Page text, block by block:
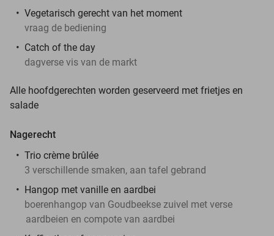
Vegetarisch gerecht van het moment
vraag de bediening
Catch of the day
dagverse vis van de markt
Alle hoofdgerechten worden geserveerd met frietjes en
salade
Nagerecht
Trio crème brûlée
3 verschillende smaken, aan tafel gebrand
Hangop met vanille en aardbei
boerenhangop van Goudbeekse zuivel met verse
aardbeien en compote van aardbei